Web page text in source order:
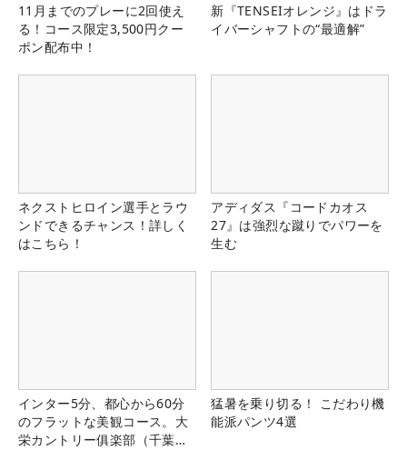
11月までのプレーに2回使え
る！コース限定3,500円クー
ポン配布中！
新『TENSEIオレンジ』はドラ
イバーシャフトの“最適解”
ネクストヒロイン選手とラウ
ンドできるチャンス！詳しく
はこちら！
アディダス『コードカオス
27』は強烈な蹴りでパワーを
生む
インター5分、都心から60分
のフラットな美観コース。大
栄カントリー俱楽部（千葉
猛暑を乗り切る！ こだわり機
能派パンツ4選